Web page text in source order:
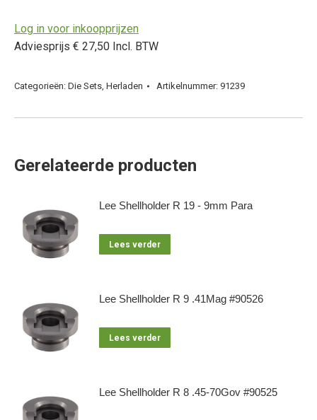
Log in voor inkoopprijzen
Adviesprijs € 27,50 Incl. BTW
Categorieën: Die Sets, Herladen Artikelnummer: 91239
Gerelateerde producten
Lee Shellholder R 19 - 9mm Para
Lees verder
Lee Shellholder R 9 .41Mag #90526
Lees verder
Lee Shellholder R 8 .45-70Gov #90525